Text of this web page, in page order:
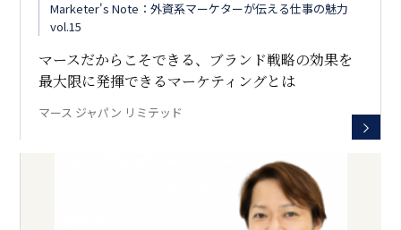
Marketer's Note：外資系マーケターが伝える仕事の魅力
vol.15
マースだからこそできる、ブランド戦略の効果を
最大限に発揮できるマーケティングとは
マース ジャパン リミテッド